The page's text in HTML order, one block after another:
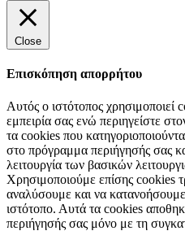
Close
Επισκόπηση απορρήτου
Αυτός ο ιστότοπος χρησιμοποιεί
εμπειρία σας ενώ περιηγείστε
τα cookies που
στο πρόγραμμα περιήγησής σας
λειτουργία των βασικών
Χρησιμοποιούμε επίσης cookies
αναλύσουμε και να
ιστότοπο. Αυτά τα cookies
περιήγησής σας μόνο με τη